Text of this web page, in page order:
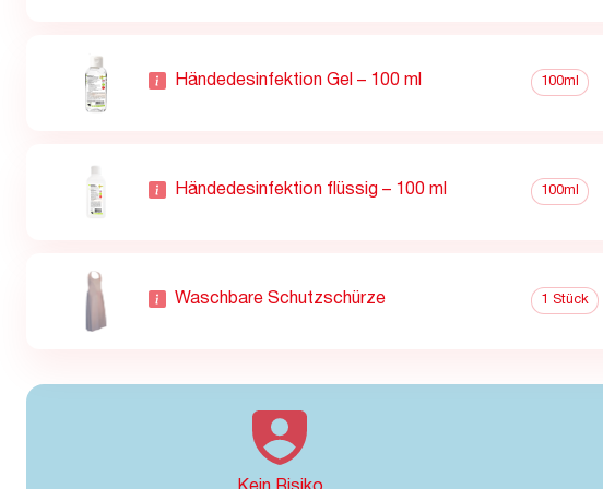
Händedesinfektion Gel – 100 ml 100ml
Händedesinfektion flüssig – 100 ml 100ml
Waschbare Schutzschürze 1 Stück